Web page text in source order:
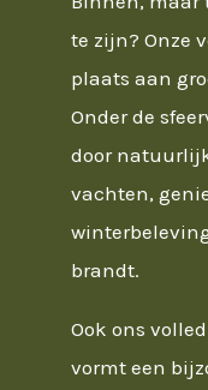
te zijn? Onze
plaats aan
Onder de
door
vachten,
brandt.
Ook ons
vormt een